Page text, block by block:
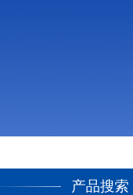
产品搜索